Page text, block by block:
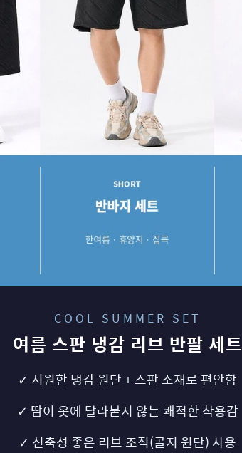
COOL SUMMER SET
여름 스판 냉감 리브 반팔 세트
✓ 시원한 냉감 원단 + 스판 소재로 편안함
✓ 땀이 옷에 달라붙지 않는 쾌적한 착용감
✓ 신축성 좋은 리브 조직(골지 원단) 사용